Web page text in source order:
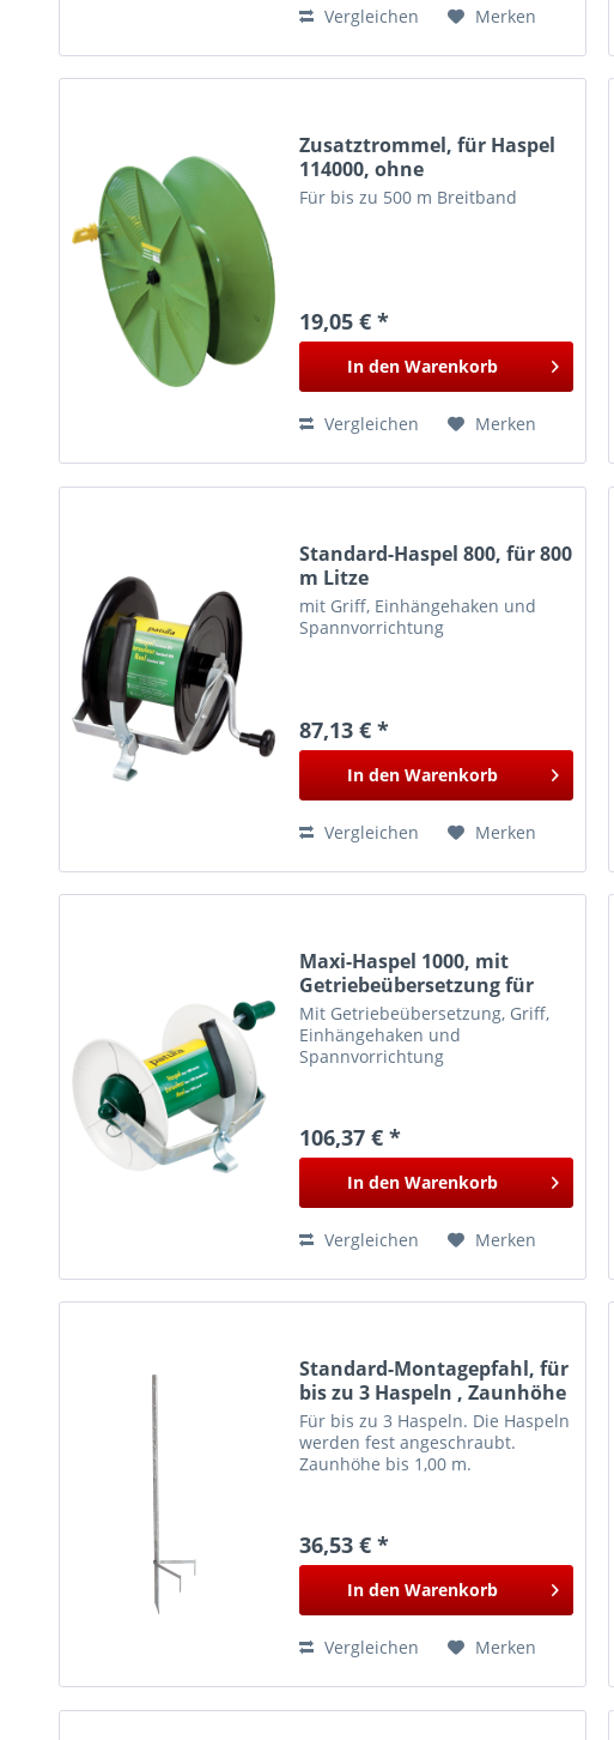
Vergleichen Merken
Zusatztrommel, für Haspel
114000, ohne
Brusttragegestell
Für bis zu 500 m Breitband
19,05 € *
In den Warenkorb
Vergleichen Merken
Standard-Haspel 800, für 800
m Litze
mit Griff, Einhängehaken und
Spannvorrichtung
87,13 € *
In den Warenkorb
Vergleichen Merken
Maxi-Haspel 1000, mit
Getriebeübersetzung für
1000 m Litze
Mit Getriebeübersetzung, Griff,
Einhängehaken und
Spannvorrichtung
106,37 € *
In den Warenkorb
Vergleichen Merken
Standard-Montagepfahl, für
bis zu 3 Haspeln , Zaunhöhe
bis 1,00 m
Für bis zu 3 Haspeln. Die Haspeln
werden fest angeschraubt.
Zaunhöhe bis 1,00 m.
36,53 € *
In den Warenkorb
Vergleichen Merken